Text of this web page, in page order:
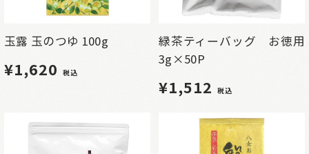
玉露 玉のつゆ 100g
¥1,620 税込
緑茶ティーバッグ お徳用
3g×50P
¥1,512 税込